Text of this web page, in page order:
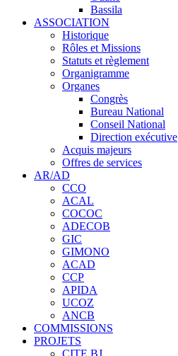
Bassila
ASSOCIATION
Historique
Rôles et Missions
Statuts et règlement
Organigramme
Organes
Congrès
Bureau National
Conseil National
Direction exécutive
Acquis majeurs
Offres de services
AR/AD
CCO
ACAL
COCOC
ADECOB
GIC
GIMONO
ACAD
CCP
APIDA
UCOZ
ANCB
COMMISSIONS
PROJETS
CITE.BJ